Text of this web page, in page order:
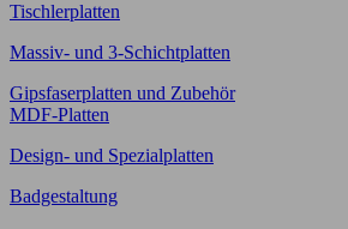
Tischlerplatten
Massiv- und 3-Schichtplatten
Gipsfaserplatten und Zubehör
MDF-Platten
Design- und Spezialplatten
Badgestaltung